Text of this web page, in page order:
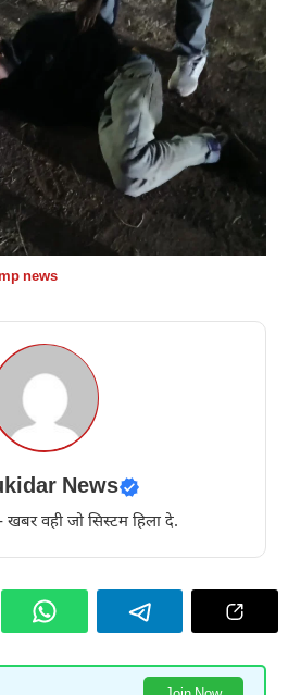
news
News
खबर वही जो सिस्टम हिला दे.